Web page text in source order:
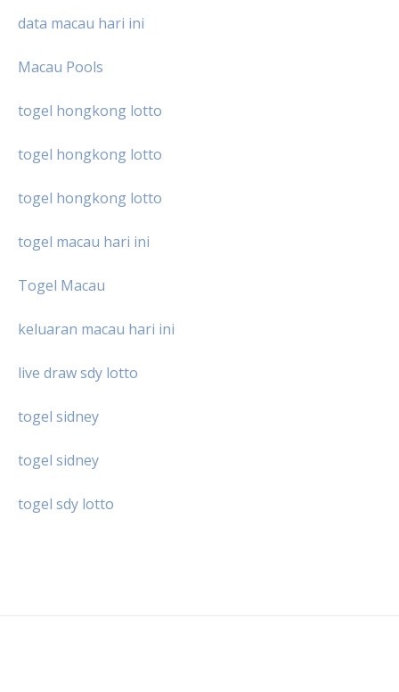
data macau hari ini
Macau Pools
togel hongkong lotto
togel hongkong lotto
togel hongkong lotto
togel macau hari ini
Togel Macau
keluaran macau hari ini
live draw sdy lotto
togel sidney
togel sidney
togel sdy lotto